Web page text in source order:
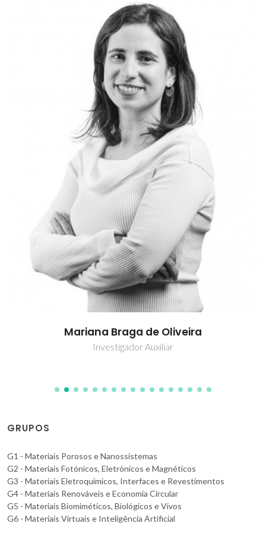
Mariana Braga de Oliveira
Investigador Auxiliar
GRUPOS
G1 - Materiais Porosos e Nanossistemas
G2 - Materiais Fotónicos, Eletrónicos e Magnéticos
G3 - Materiais Eletroquímicos, Interfaces e Revestimentos
G4 - Materiais Renováveis e Economia Circular
G5 - Materiais Biomiméticos, Biológicos e Vivos
G6 - Materiais Virtuais e Inteligência Artificial